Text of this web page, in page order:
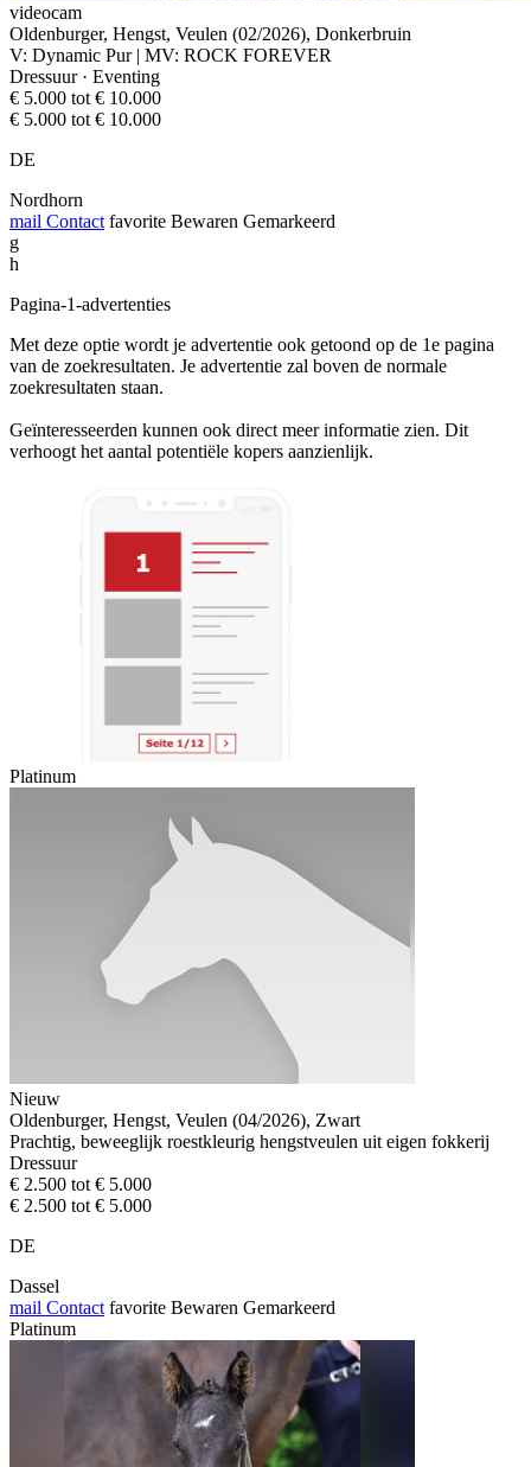
videocam
Oldenburger, Hengst, Veulen (02/2026), Donkerbruin
V: Dynamic Pur | MV: ROCK FOREVER
Dressuur · Eventing
€ 5.000 tot € 10.000
€ 5.000 tot € 10.000
DE
Nordhorn
mail Contact favorite Bewaren Gemarkeerd
g
h
Pagina-1-advertenties
Met deze optie wordt je advertentie ook getoond op de 1e pagina
van de zoekresultaten. Je advertentie zal boven de normale
zoekresultaten staan.
Geïnteresseerden kunnen ook direct meer informatie zien. Dit
verhoogt het aantal potentiële kopers aanzienlijk.
Platinum
Nieuw
Oldenburger, Hengst, Veulen (04/2026), Zwart
Prachtig, beweeglijk roestkleurig hengstveulen uit eigen fokkerij
Dressuur
€ 2.500 tot € 5.000
€ 2.500 tot € 5.000
DE
Dassel
mail Contact favorite Bewaren Gemarkeerd
Platinum